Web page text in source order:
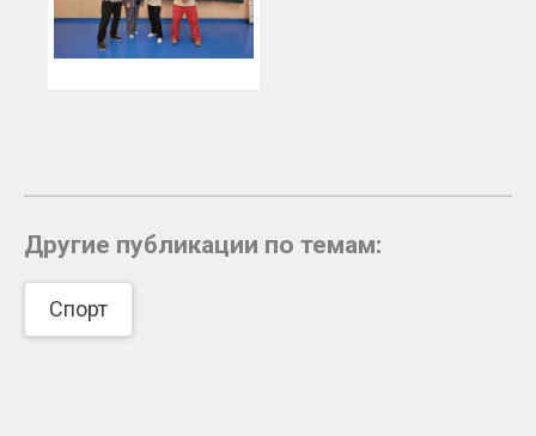
Другие публикации по темам:
Спорт